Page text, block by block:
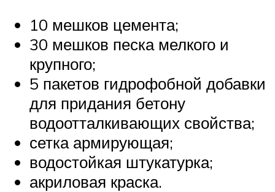
10 мешков цемента;
30 мешков песка мелкого и
крупного;
5 пакетов гидрофобной добавки
для придания бетону
водоотталкивающих свойства;
сетка армирующая;
водостойкая штукатурка;
акриловая краска.